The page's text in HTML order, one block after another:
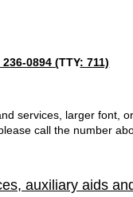
236-0894 (TTY: 711)
services, larger font,
call the number
auxiliary aids